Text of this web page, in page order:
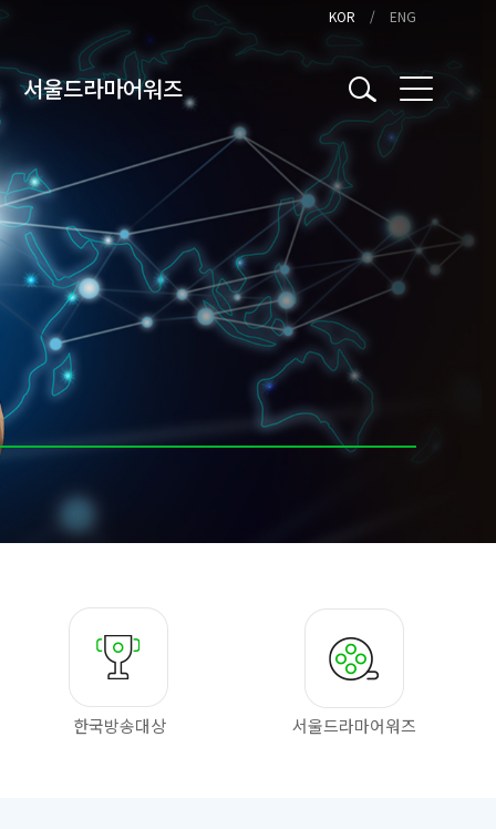
KOR ENG
서울드라마어워즈
한국방송대상 서울드라마어워즈